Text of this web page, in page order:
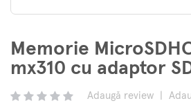
Memorie
mx310 cu adaptor
Adaugă review